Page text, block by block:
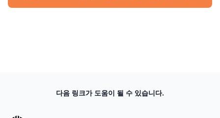
다음 링크가 도움이 될 수 있습니다.